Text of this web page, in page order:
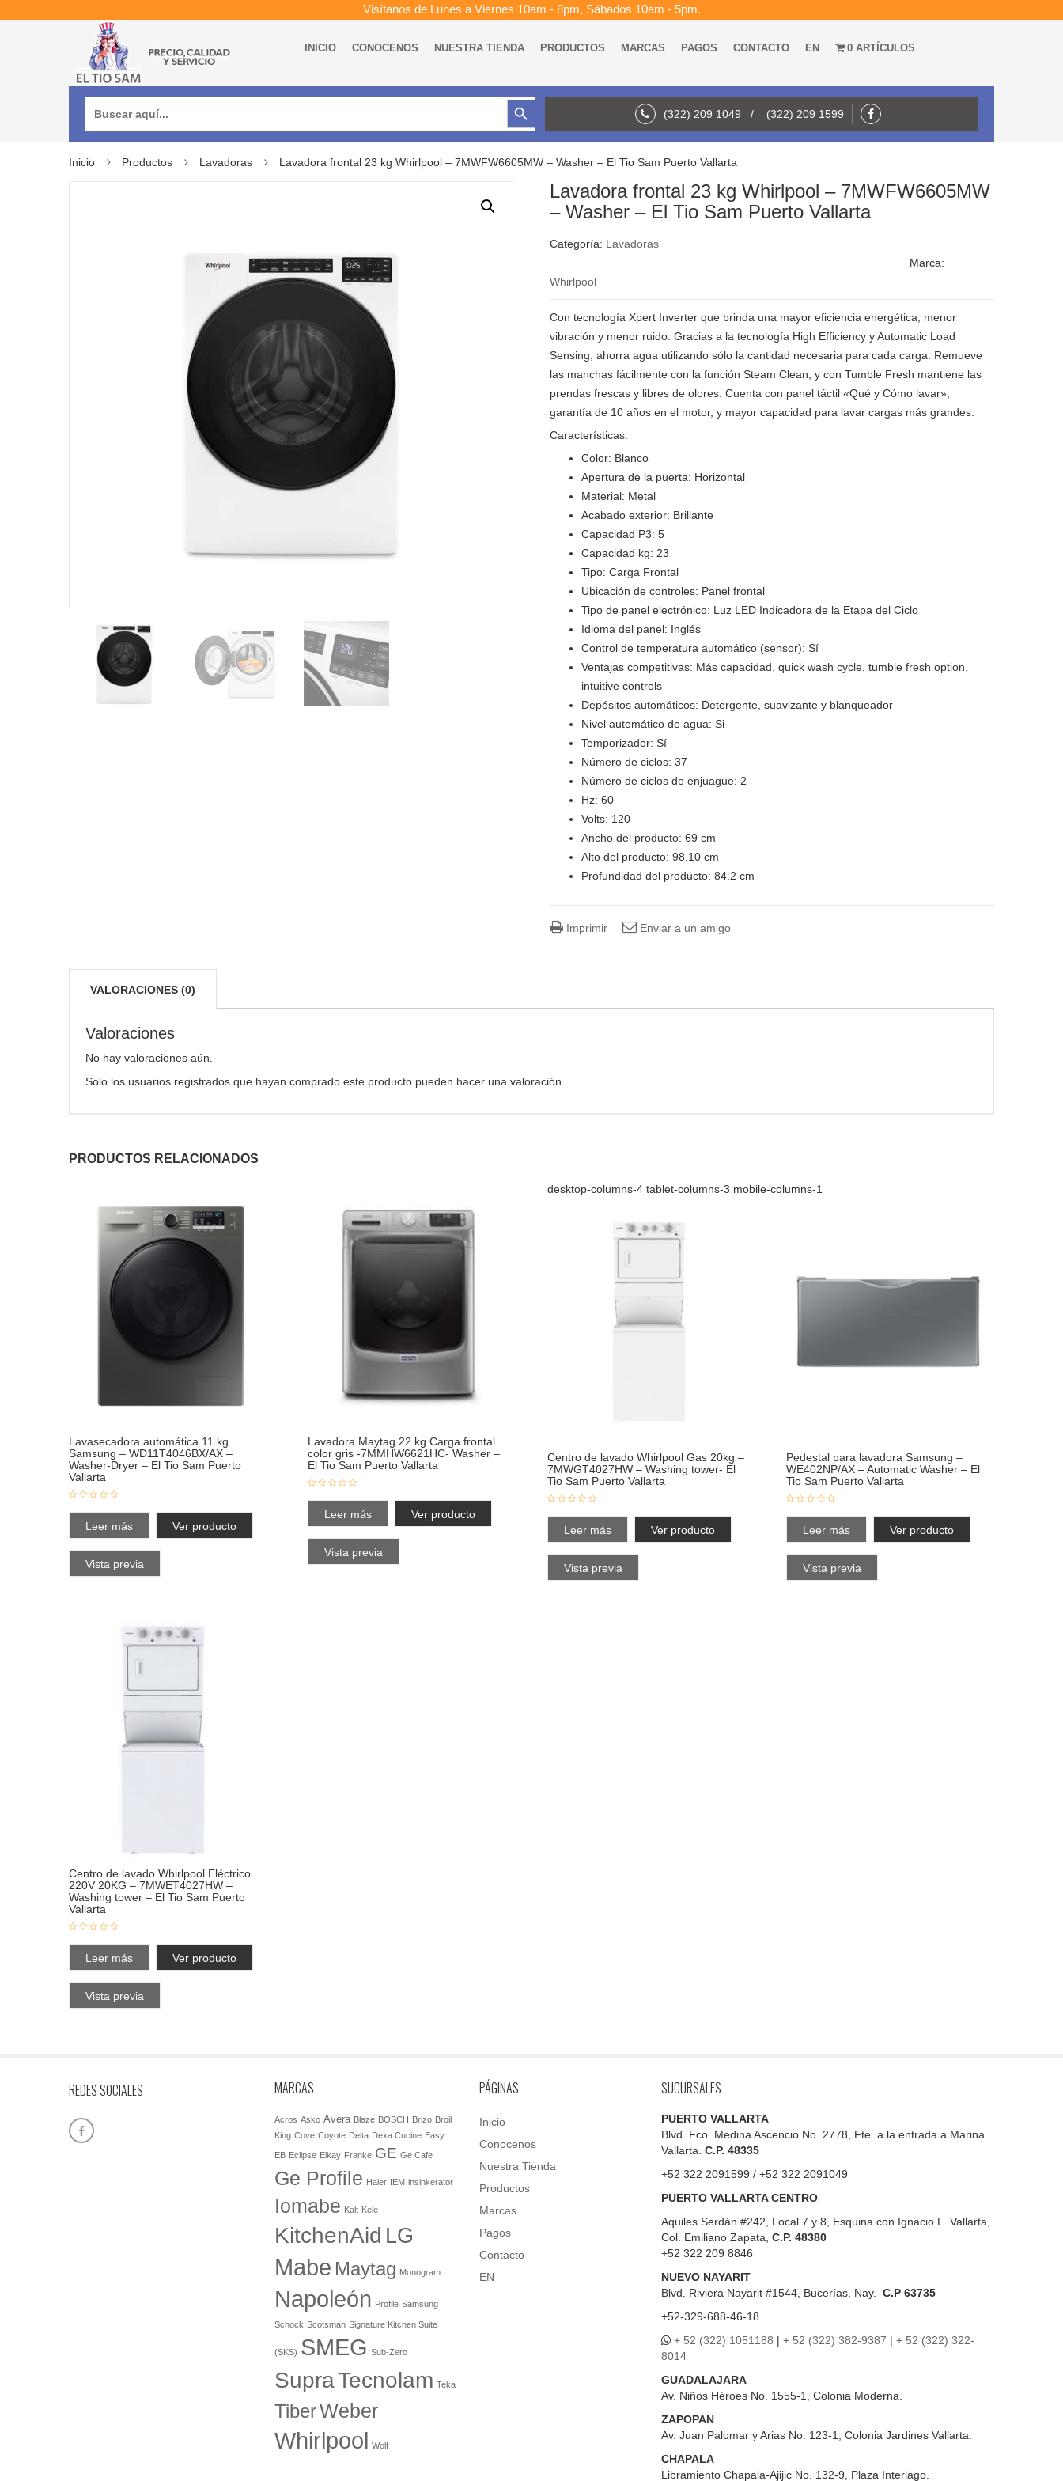
Visítanos de Lunes a Viernes 10am - 8pm, Sábados 10am - 5pm.
INICIO CONOCENOS NUESTRA TIENDA PRODUCTOS MARCAS PAGOS CONTACTO EN 0 ARTÍCULOS
Botón de búsqueda
(322) 209 1049 / (322) 209 1599
Inicio Productos Lavadoras Lavadora frontal 23 kg Whirlpool – 7MWFW6605MW – Washer – El Tio Sam Puerto Vallarta
Lavadora frontal 23 kg Whirlpool – 7MWFW6605MW
– Washer – El Tio Sam Puerto Vallarta
Categoría: Lavadoras
Marca:
Whirlpool
Con tecnología Xpert Inverter que brinda una mayor eficiencia energética, menor
vibración y menor ruido. Gracias a la tecnología High Efficiency y Automatic Load
Sensing, ahorra agua utilizando sólo la cantidad necesaria para cada carga. Remueve
las manchas fácilmente con la función Steam Clean, y con Tumble Fresh mantiene las
prendas frescas y libres de olores. Cuenta con panel táctil «Qué y Cómo lavar»,
garantía de 10 años en el motor, y mayor capacidad para lavar cargas más grandes.
Características:
Color: Blanco
Apertura de la puerta: Horizontal
Material: Metal
Acabado exterior: Brillante
Capacidad P3:5
Capacidad kg: 23
Tipo:Carga Frontal
Ubicación de controles: Panel frontal
Tipo de panel electrónico: Luz LED Indicadora de la Etapa del Ciclo
Idioma del panel: Inglés
Control de temperatura automático (sensor):Sí
Ventajas competitivas: Más capacidad, quick wash cycle, tumble fresh option,
intuitive controls
Depósitos automáticos: Detergente, suavizante y blanqueador
Nivel automático de agua:Si
Temporizador:Sí
Número de ciclos:37
Número de ciclos de enjuague: 2
Hz:60
Volts: 120
Ancho del producto: 69 cm
Alto del producto: 98.10 cm
Profundidad del producto: 84.2 cm
Imprimir Enviar a un amigo
VALORACIONES (0)
Valoraciones
No hay valoraciones aún.
Solo los usuarios registrados que hayan comprado este producto pueden hacer una valoración.
PRODUCTOS RELACIONADOS
desktop-columns-4 tablet-columns-3 mobile-columns-1
Lavasecadora automática 11 kg
Samsung – WD11T4046BX/AX –
Washer-Dryer – El Tio Sam Puerto
Vallarta
Leer más Ver producto
Vista previa
Lavadora Maytag 22 kg Carga frontal
color gris -7MMHW6621HC- Washer –
El Tio Sam Puerto Vallarta
Leer más Ver producto
Vista previa
Centro de lavado Whirlpool Gas 20kg –
7MWGT4027HW – Washing tower- El
Tio Sam Puerto Vallarta
Leer más Ver producto
Vista previa
Pedestal para lavadora Samsung –
WE402NP/AX – Automatic Washer – El
Tio Sam Puerto Vallarta
Leer más Ver producto
Vista previa
Centro de lavado Whirlpool Eléctrico
220V 20KG – 7MWET4027HW –
Washing tower – El Tio Sam Puerto
Vallarta
Leer más Ver producto
Vista previa
REDES SOCIALES MARCAS
Acros Asko Avera Blaze BOSCH Brizo Broil
King Cove Coyote Delta Dexa Cucine Easy
EB Eclipse Elkay Franke GE Ge Cafe
Ge Profile Haier IEM insinkerator
Iomabe Kalt Kele
KitchenAid LG
Mabe Maytag Monogram
Napoleón Profile Samsung
Schock Scotsman Signature Kitchen Suite
(SKS) SMEG Sub-Zero
SupraTecnolam Teka
TiberWeber
Whirlpool Wolf
PÁGINAS
Inicio
Conocenos
Nuestra Tienda
Productos
Marcas
Pagos
Contacto
EN
SUCURSALES
PUERTO VALLARTA
Blvd. Fco. Medina Ascencio No. 2778, Fte. a la entrada a Marina
Vallarta. C.P. 48335
+52 322 2091599 / +52 322 2091049
PUERTO VALLARTA CENTRO
Aquiles Serdán #242, Local 7 y 8, Esquina con Ignacio L. Vallarta,
Col. Emiliano Zapata, C.P. 48380
+52 322 209 8846
NUEVO NAYARIT
Blvd. Riviera Nayarit #1544, Bucerías, Nay. C.P 63735
+52-329-688-46-18
+ 52 (322) 1051188 | + 52 (322) 382-9387 | + 52 (322) 322-
8014
GUADALAJARA
Av. Niños Héroes No. 1555-1, Colonia Moderna.
ZAPOPAN
Av. Juan Palomar y Arias No. 123-1, Colonia Jardines Vallarta.
CHAPALA
Libramiento Chapala-Ajijic No. 132-9, Plaza Interlago.